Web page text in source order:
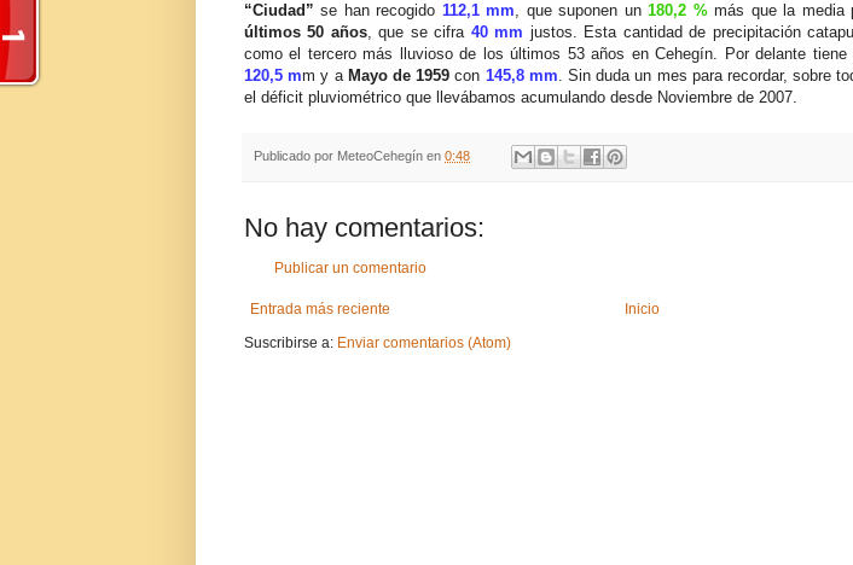
“Ciudad” se han recogido 112,1 mm, que suponen un180,2 %más que la media
últimos 50 años, que se cifra 40 mm justos. Esta cantidad de precipitación
como el tercero más lluvioso de los últimos 53 años en Cehegín. Por delante tiene
120,5 mm y a Mayo de 1959 con 145,8 mm. Sin duda un mes para recordar, sobre
el déficit pluviométrico que llevábamos acumulando desde Noviembre de 2007.
Publicado por MeteoCehegín en 0:48
No hay comentarios:
Publicar un comentario
Entrada más reciente
Inicio
Suscribirse a: Enviar comentarios (Atom)